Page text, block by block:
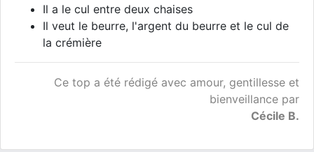
Il a le cul entre deux chaises
Il veut le beurre, l'argent du beurre et le cul de
la crémière
Ce top a été rédigé avec amour, gentillesse et
bienveillance par
Cécile B.